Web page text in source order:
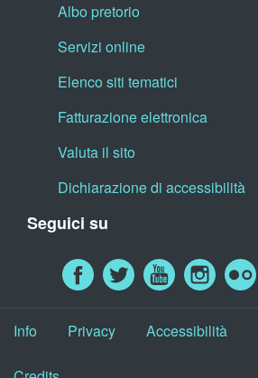
Albo pretorio
Servizi online
Elenco siti tematici
Fatturazione elettronica
Valuta il sito
Dichiarazione di accessibilità
Seguici su
Info Privacy Accessibilità